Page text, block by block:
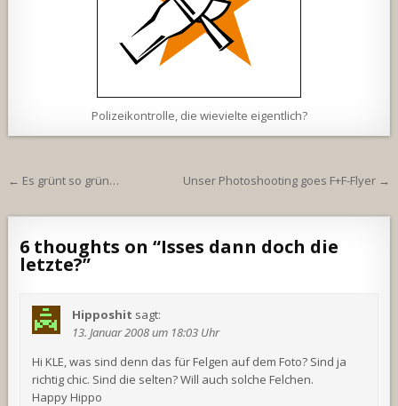
Polizeikontrolle, die wievielte eigentlich?
Beitragsnavigation
← Es grünt so grün… Unser Photoshooting goes F+F-Flyer →
6 thoughts on “Isses dann doch die
letzte?”
Hipposhit sagt:
13. Januar 2008 um 18:03 Uhr
Hi KLE, was sind denn das für Felgen auf dem Foto? Sind ja
richtig chic. Sind die selten? Will auch solche Felchen.
Happy Hippo